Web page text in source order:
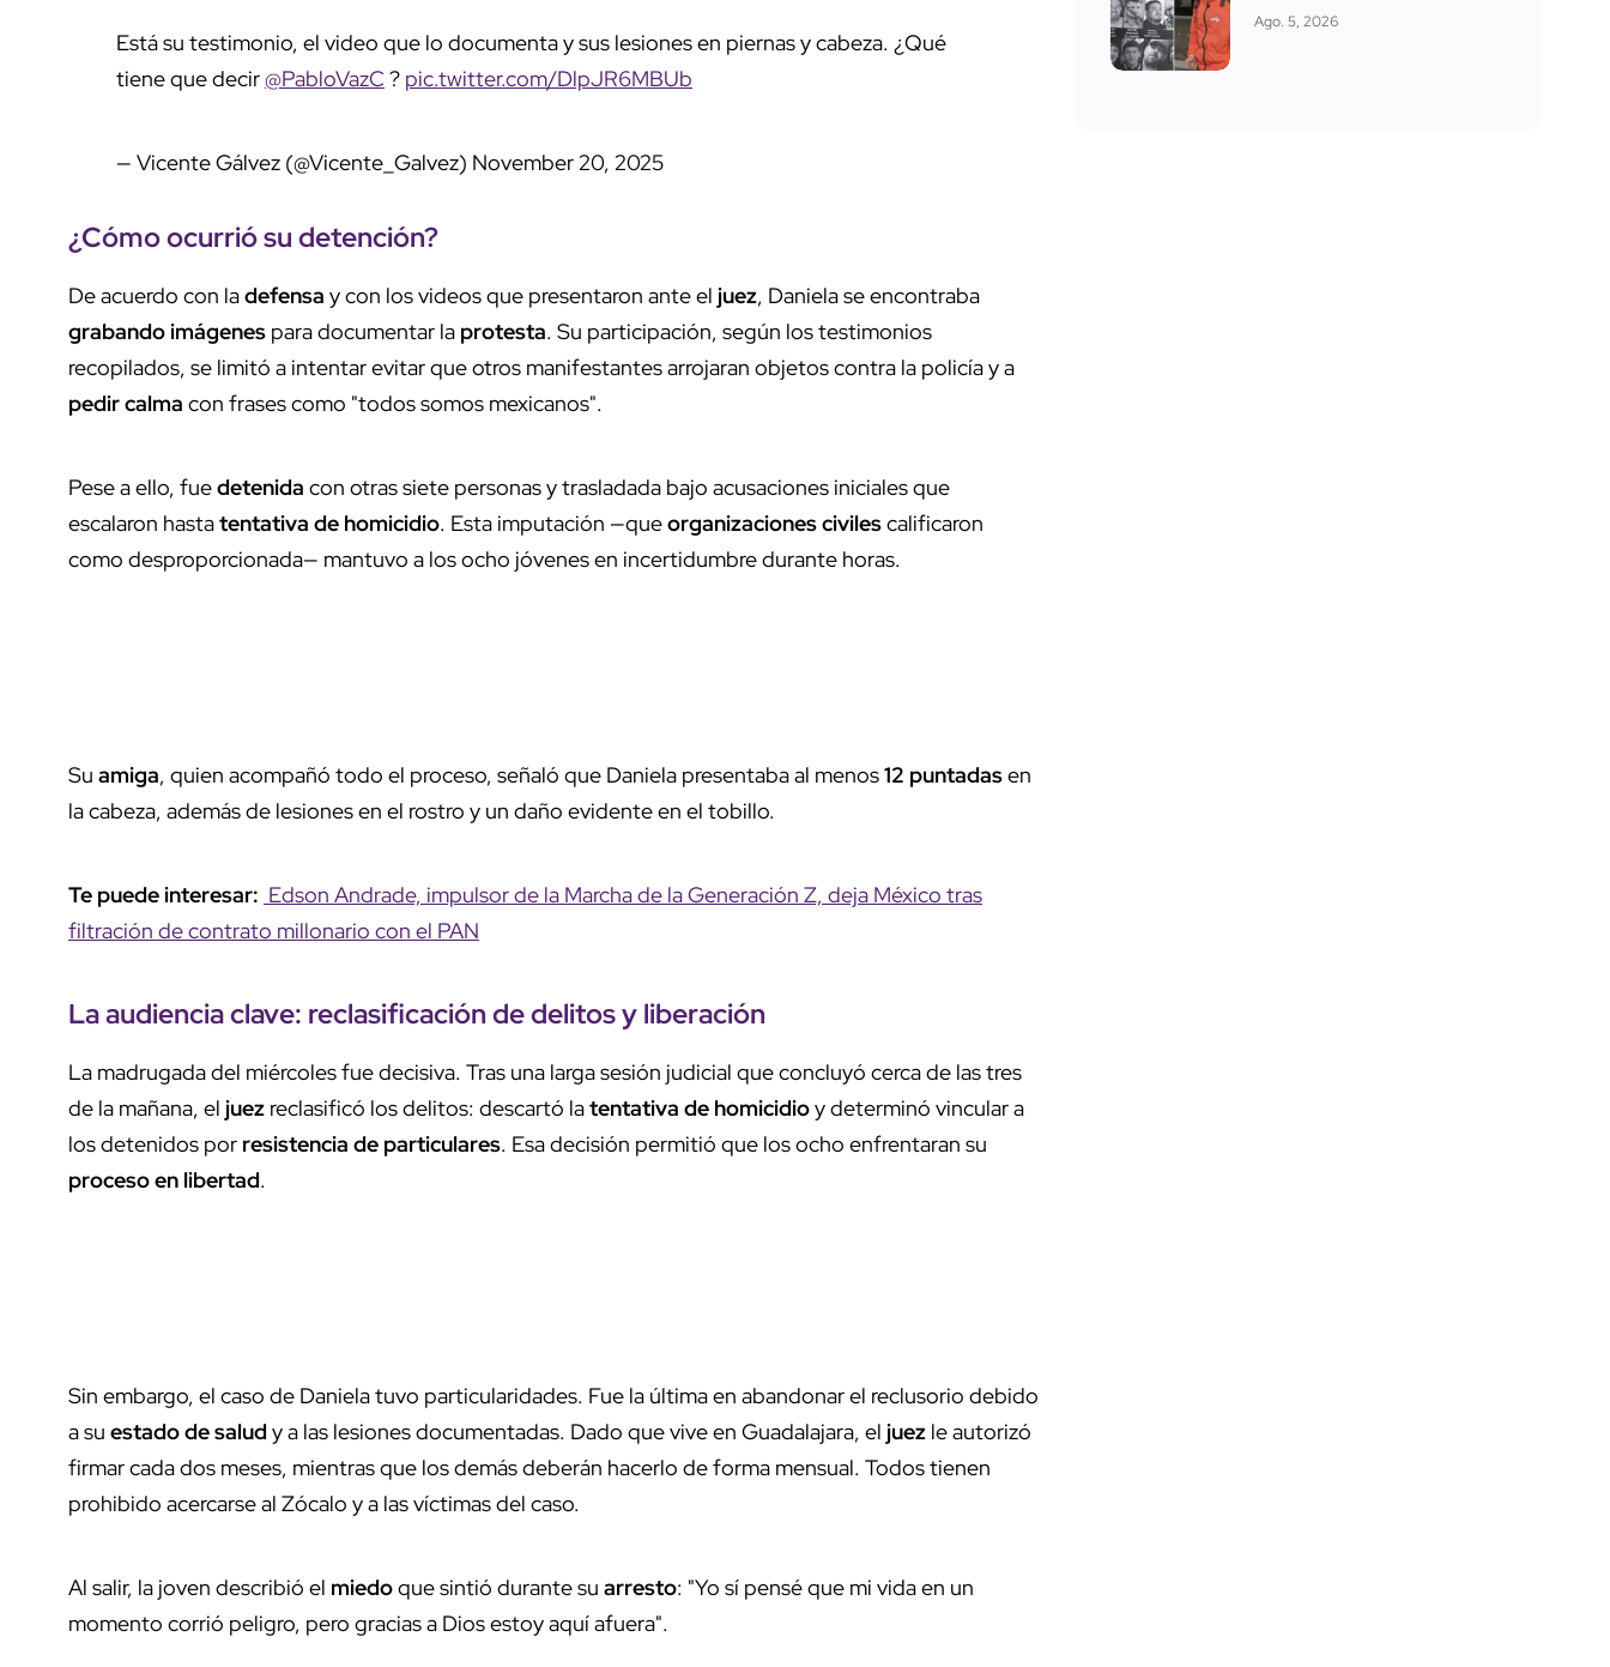
Está su testimonio, el video que lo documenta y sus lesiones en piernas y cabeza. ¿Qué
tiene que decir@PabloVazC ? pic.twitter.com/DlpJR6MBUb
— Vicente Gálvez (@Vicente_Galvez) November 20, 2025
¿Cómo ocurrió sudetención?
De acuerdo con ladefensa y con los videos que presentaron ante el juez, Daniela se encontraba
grabando imágenes para documentar la protesta. Su participación, según los testimonios
recopilados, se limitó a intentar evitar que otros manifestantes arrojaran objetos contra la policía y a
pedir calma con frases como "todos somos mexicanos".
Pese a ello, fuedetenida con otras siete personas y trasladada bajo acusaciones iniciales que
escalaron hastatentativa de homicidio. Esta imputación —queorganizaciones civilescalificaron
como desproporcionada— mantuvo a los ocho jóvenes en incertidumbre durante horas.
Su amiga, quien acompañó todo el proceso, señaló que Daniela presentaba al menos12 puntadasen
la cabeza, además de lesiones en el rostro y un daño evidente en el tobillo.
Te puede interesar: Edson Andrade, impulsor de la Marcha de la Generación Z, deja México tras
filtración de contrato millonario con el PAN
Laaudiencia clave: reclasificación de delitosyliberación
La madrugada del miércoles fue decisiva. Tras una larga sesión judicial que concluyó cerca de las tres
de la mañana, el juez reclasificó los delitos: descartó latentativa de homicidioy determinó vincular a
los detenidos por resistencia de particulares. Esa decisión permitió que los ocho enfrentaran su
proceso en libertad.
Sin embargo, el caso de Daniela tuvo particularidades. Fue la última en abandonar el reclusorio debido
a su estado de saludy a las lesiones documentadas. Dado que vive en Guadalajara, el juez le autorizó
firmar cada dos meses, mientras que los demás deberán hacerlo de forma mensual. Todos tienen
prohibido acercarse al Zócalo y a las víctimas del caso.
Al salir, la joven describió el miedoque sintió durante su arresto: "Yo sí pensé que mi vida en un
momento corrió peligro, pero gracias a Dios estoy aquí afuera".
Ago. 5, 2026